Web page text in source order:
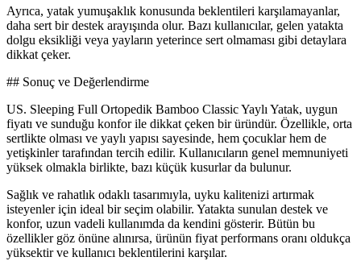
Ayrıca, yatak yumuşaklık konusunda beklentileri karşılamayanlar,
daha sert bir destek arayışında olur. Bazı kullanıcılar, gelen yatakta
dolgu eksikliği veya yayların yeterince sert olmaması gibi detaylara
dikkat çeker.
## Sonuç ve Değerlendirme
US. Sleeping Full Ortopedik Bamboo Classic Yaylı Yatak, uygun
fiyatı ve sunduğu konfor ile dikkat çeken bir üründür. Özellikle, orta
sertlikte olması ve yaylı yapısı sayesinde, hem çocuklar hem de
yetişkinler tarafından tercih edilir. Kullanıcıların genel memnuniyeti
yüksek olmakla birlikte, bazı küçük kusurlar da bulunur.
Sağlık ve rahatlık odaklı tasarımıyla, uyku kalitenizi artırmak
isteyenler için ideal bir seçim olabilir. Yatakta sunulan destek ve
konfor, uzun vadeli kullanımda da kendini gösterir. Bütün bu
özellikler göz önüne alınırsa, ürünün fiyat performans oranı oldukça
yüksektir ve kullanıcı beklentilerini karşılar.